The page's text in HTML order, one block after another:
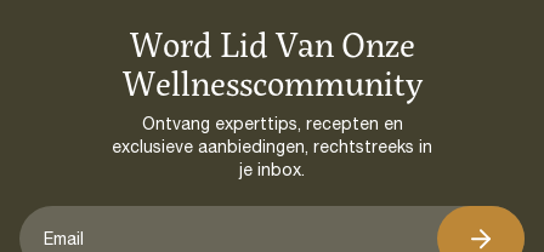
Word Lid Van Onze
Wellnesscommunity
Ontvang expert­tips, recepten en
exclusieve aanbiedingen, rechtstreeks in
je inbox.